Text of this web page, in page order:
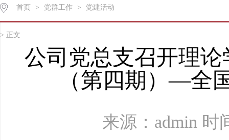
首页 > 党群工作 > 党建活动
> 正文
公司党总支召开理
（第四期）—全
来源：admin 时